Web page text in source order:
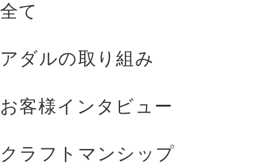
全て
アダルの取り組み
お客様インタビュー
クラフトマンシップ